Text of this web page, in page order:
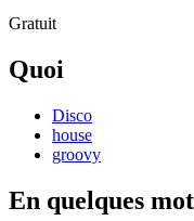
Gratuit
Quoi
Disco
house
groovy
En quelques